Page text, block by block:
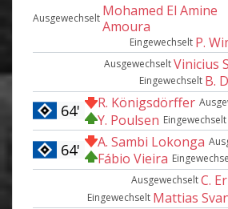
Ausgewechselt Mohamed El Amine
Amoura
Eingewechselt P.
AusgewechseltVinicius
Eingewechselt B.
R. Königsdörffer
Eingewechselt
Y. Poulsen
64'
A. Sambi Lokonga
Fábio Vieira
64'
AusgewechseltC.
Eingewechselt Mattias